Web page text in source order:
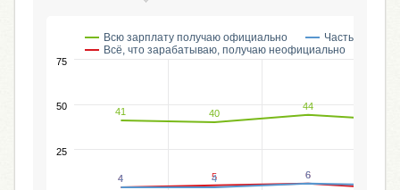
4 5 6
4 4 6
41 40
44
Всю зарплату получаю официально
Часть
Всё, что зарабатываю, получаю неофициально
25
50
75